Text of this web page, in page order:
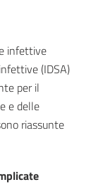
infettive
(IDSA)
per il
e delle
riassunte